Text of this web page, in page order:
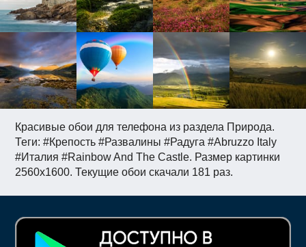
Красивые обои для телефона из раздела Природа.
Теги: #Крепость #Развалины #Радуга #Abruzzo Italy
#Италия #Rainbow And The Castle. Размер картинки
2560x1600. Текущие обои скачали 181 раз.